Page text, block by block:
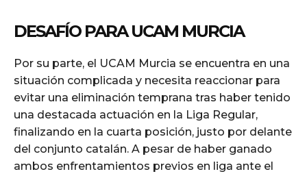
DESAFÍO PARA UCAM MURCIA
Por su parte, el UCAM Murcia se encuentra en una
situación complicada y necesita reaccionar para
evitar una eliminación temprana tras haber tenido
una destacada actuación en la Liga Regular,
finalizando en la cuarta posición, justo por delante
del conjunto catalán. A pesar de haber ganado
ambos enfrentamientos previos en liga ante el